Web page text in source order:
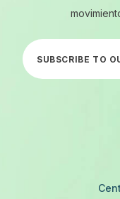
Suscríbete a